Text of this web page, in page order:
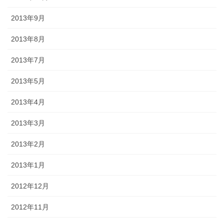
2013年9月
2013年8月
2013年7月
2013年5月
2013年4月
2013年3月
2013年2月
2013年1月
2012年12月
2012年11月